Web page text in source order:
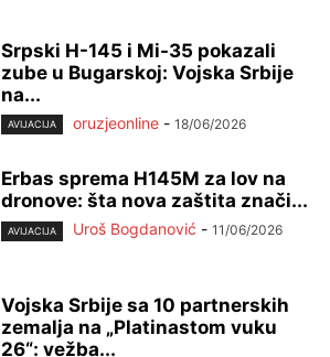
Srpski H-145 i Mi-35 pokazali
zube u Bugarskoj: Vojska Srbije
na...
AVIJACIJA oruzjeonline - 18/06/2026
Erbas sprema H145M za lov na
dronove: šta nova zaštita znači...
AVIJACIJA Uroš Bogdanović - 11/06/2026
Vojska Srbije sa 10 partnerskih
zemalja na „Platinastom vuku
26“: vežba...